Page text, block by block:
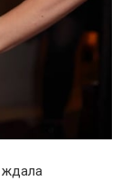
ждала